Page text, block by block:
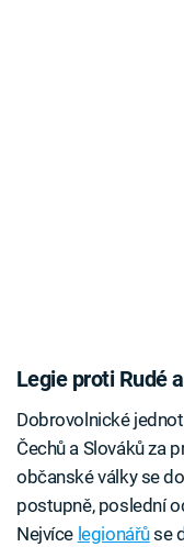
Legie proti Rudé
Dobrovolnické
Čechů a Slováků za
občanské války se
postupně, poslední
Nejvíce legionářůse